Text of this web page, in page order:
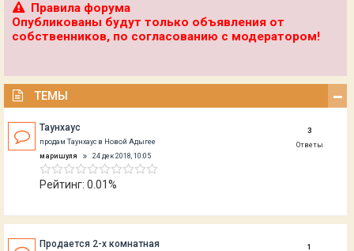
Правила форума
Опубликованы будут только объявления от
собственников, по согласованию с модератором!
ТЕМЫ
Таунхаус
продам Таунхаус в Новой Адыгее
маришуля
24 дек 2018, 10:05
Рейтинг: 0.01%
3
Ответы
Продается 2-х комнатная
1